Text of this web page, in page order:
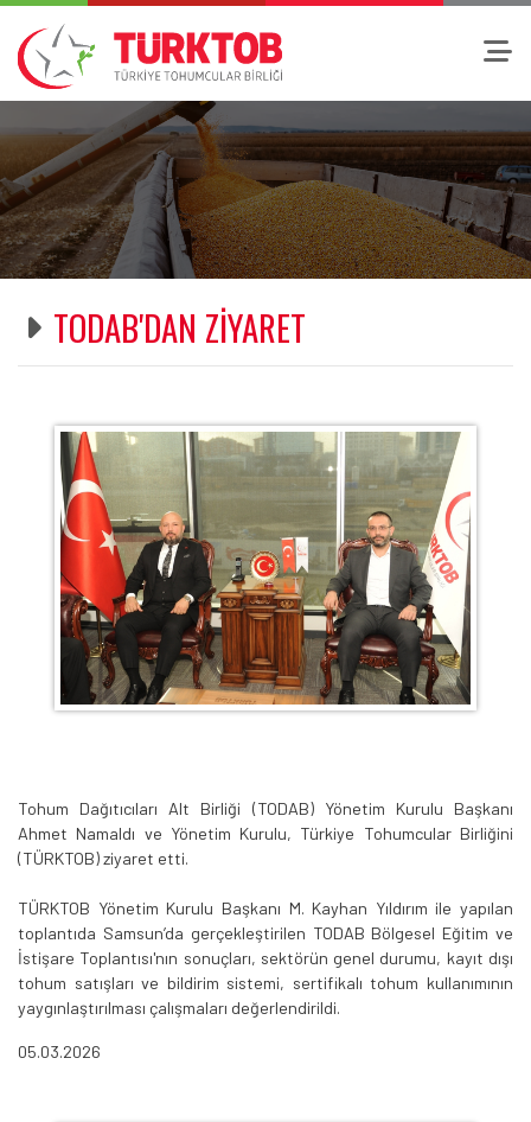
TODAB'DAN ZİYARET
Tohum Dağıtıcıları Alt Birliği (TODAB) Yönetim Kurulu Başkanı
Ahmet Namaldı ve Yönetim Kurulu, Türkiye Tohumcular Birliğini
(TÜRKTOB) ziyaret etti.
TÜRKTOB Yönetim Kurulu Başkanı M. Kayhan Yıldırım ile yapılan
toplantıda Samsun’da gerçekleştirilen TODAB Bölgesel Eğitim ve
İstişare Toplantısı'nın sonuçları, sektörün genel durumu, kayıt dışı
tohum satışları ve bildirim sistemi, sertifikalı tohum kullanımının
yaygınlaştırılması çalışmaları değerlendirildi.
05.03.2026